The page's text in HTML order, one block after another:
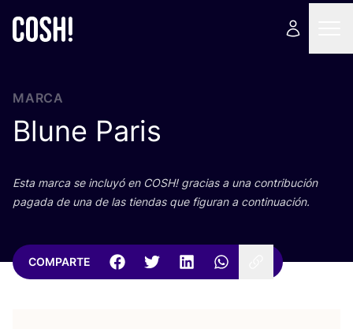
MARCA
Blune Paris
Esta mar­ca se inclu­yó en COSH! gra­cias a una con­tri­bu­ción
paga­da de una de las tien­das que figu­ran a continuación.
COMPARTE